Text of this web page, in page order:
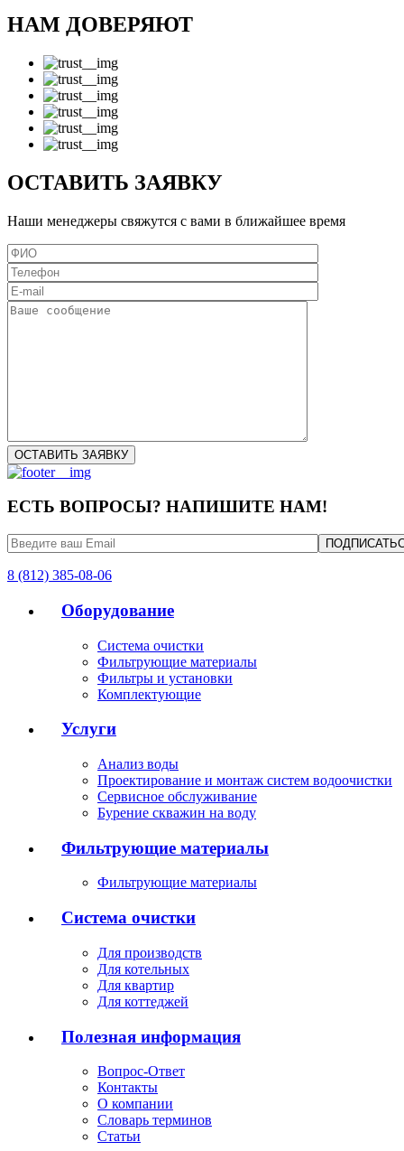
НАМ ДОВЕРЯЮТ
ОСТАВИТЬ ЗАЯВКУ
Наши менеджеры свяжутся с вами в ближайшее время
ЕСТЬ ВОПРОСЫ? НАПИШИТЕ НАМ!
8 (812) 385-08-06
Оборудование
Система очистки
Фильтрующие материалы
Фильтры и установки
Комплектующие
Услуги
Анализ воды
Проектирование и монтаж систем водоочистки
Сервисное обслуживание
Бурение скважин на воду
Фильтрующие материалы
Фильтрующие материалы
Система очистки
Для производств
Для котельных
Для квартир
Для коттеджей
Полезная информация
Вопрос-Ответ
Контакты
О компании
Словарь терминов
Статьи